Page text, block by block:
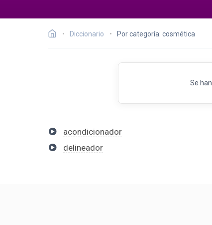
Diccionario Por categoría: cosmética
Se
acondicionador
delineador